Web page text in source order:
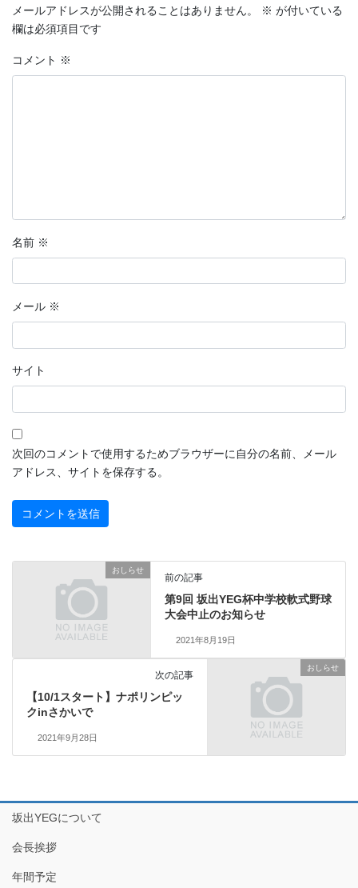
メールアドレスが公開されることはありません。 ※ が付いている
欄は必須項目です
コメント ※
名前 ※
メール ※
サイト
次回のコメントで使用するためブラウザーに自分の名前、メール
アドレス、サイトを保存する。
おしらせ
前の記事
第9回 坂出YEG杯中学校軟式野球
大会中止のお知らせ
2021年8月19日
おしらせ
次の記事
【10/1スタート】ナポリンピッ
クinさかいで
2021年9月28日
坂出YEGについて
会長挨拶
年間予定